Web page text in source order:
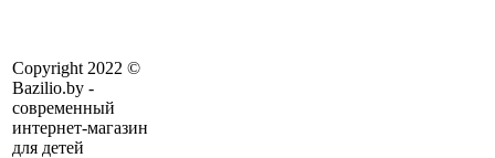
Copyright 2022 ©
Bazilio.by -
современный
интернет-магазин
для детей